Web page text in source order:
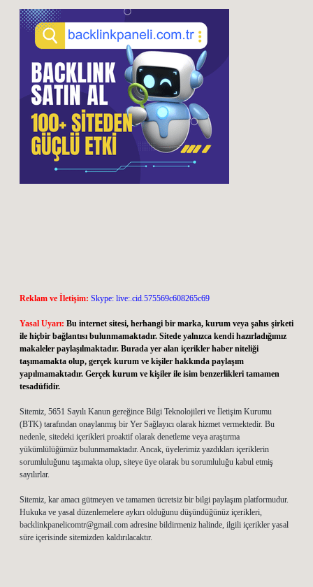
Reklam ve İletişim: Skype: live:.cid.575569c608265c69
Yasal Uyarı: Bu internet sitesi, herhangi bir marka, kurum veya şahıs şirketi
ile hiçbir bağlantısı bulunmamaktadır. Sitede yalnızca kendi hazırladığımız
makaleler paylaşılmaktadır. Burada yer alan içerikler haber niteliği
taşımamakta olup, gerçek kurum ve kişiler hakkında paylaşım
yapılmamaktadır. Gerçek kurum ve kişiler ile isim benzerlikleri tamamen
tesadüfidir.
Sitemiz, 5651 Sayılı Kanun gereğince Bilgi Teknolojileri ve İletişim Kurumu
(BTK) tarafından onaylanmış bir Yer Sağlayıcı olarak hizmet vermektedir. Bu
nedenle, sitedeki içerikleri proaktif olarak denetleme veya araştırma
yükümlülüğümüz bulunmamaktadır. Ancak, üyelerimiz yazdıkları içeriklerin
sorumluluğunu taşımakta olup, siteye üye olarak bu sorumluluğu kabul etmiş
sayılırlar.
Sitemiz, kar amacı gütmeyen ve tamamen ücretsiz bir bilgi paylaşım platformudur.
Hukuka ve yasal düzenlemelere aykırı olduğunu düşündüğünüz içerikleri,
backlinkpanelicomtr@gmail.com adresine bildirmeniz halinde, ilgili içerikler yasal
süre içerisinde sitemizden kaldırılacaktır.